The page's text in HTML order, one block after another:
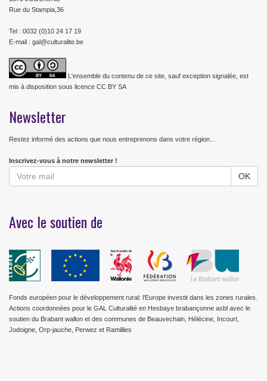
Rue du Stampia,36
Tel : 0032 (0)10 24 17 19
E-mail : gal@culturalite.be
L'ensemble du contenu de ce site, sauf exception signalée, est
mis à disposition sous licence CC BY SA
Newsletter
Restez informé des actions que nous entreprenons dans votre région...
Inscrivez-vous à notre newsletter !
Avec le soutien de
Fonds européen pour le développement rural: l'Europe investit dans les zones rurales.
Actions coordonnées pour le GAL Culturalité en Hesbaye brabançonne asbl avec le
soutien du Brabant wallon et des communes de Beauvechain, Hélécine, Incourt,
Jodoigne, Orp-jauche, Perwez et Ramillies